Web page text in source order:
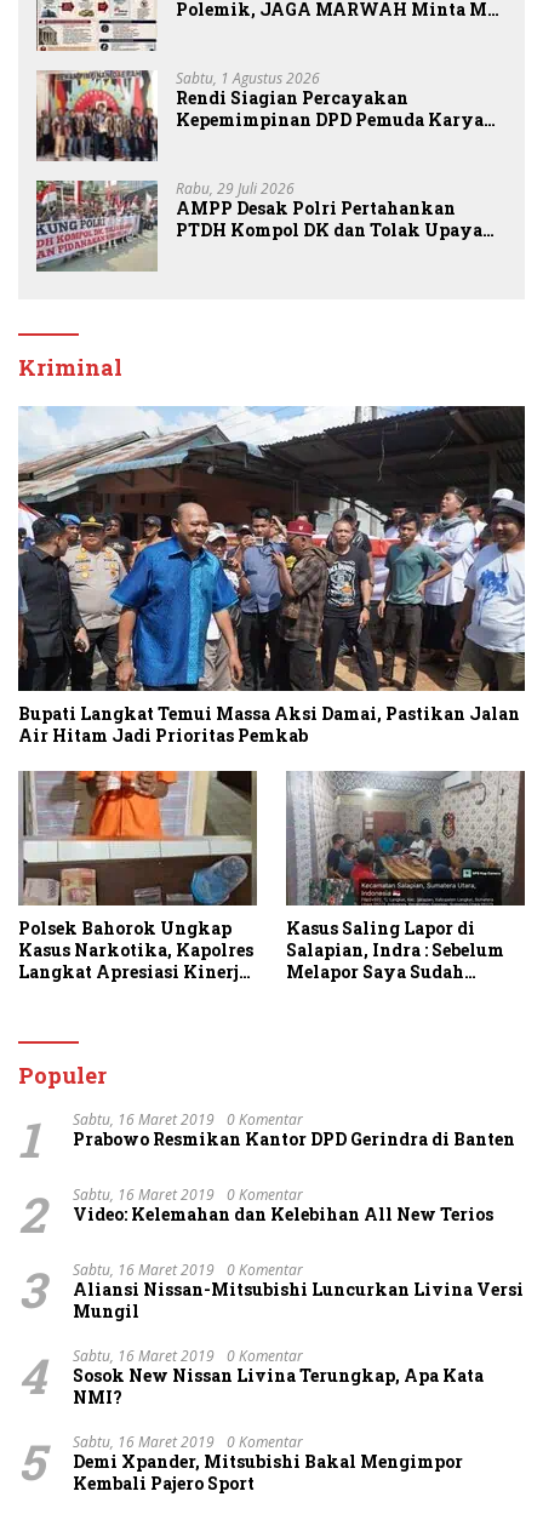
Polemik, JAGA MARWAH Minta MA
Sabtu, 1 Agustus 2026
Rendi Siagian Percayakan
Kepemimpinan DPD Pemuda Karya
Rabu, 29 Juli 2026
AMPP Desak Polri Pertahankan
PTDH Kompol DK dan Tolak Upaya
Kriminal
Bupati Langkat Temui Massa Aksi Damai, Pastikan Jalan
Air Hitam Jadi Prioritas Pemkab
Polsek Bahorok Ungkap
Kasus Narkotika, Kapolres
Langkat Apresiasi Kinerja
Layanan 110
Kasus Saling Lapor di
Salapian, Indra : Sebelum
Melapor Saya Sudah
Populer
1 Sabtu, 16 Maret 2019 0 Komentar
Prabowo Resmikan Kantor DPD Gerindra di Banten
2 Sabtu, 16 Maret 2019 0 Komentar
Video: Kelemahan dan Kelebihan All New Terios
3 Sabtu, 16 Maret 2019 0 Komentar
Aliansi Nissan-Mitsubishi Luncurkan Livina Versi
Mungil
4 Sabtu, 16 Maret 2019 0 Komentar
Sosok New Nissan Livina Terungkap, Apa Kata
NMI?
5 Sabtu, 16 Maret 2019 0 Komentar
Demi Xpander, Mitsubishi Bakal Mengimpor
Kembali Pajero Sport